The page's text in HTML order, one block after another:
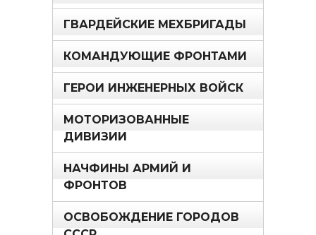
ГВАРДЕЙСКИЕ МЕХБРИГАДЫ
КОМАНДУЮЩИЕ ФРОНТАМИ
ГЕРОИ ИНЖЕНЕРНЫХ ВОЙСК
МОТОРИЗОВАННЫЕ
ДИВИЗИИ
НАЧФИНЫ АРМИЙ И
ФРОНТОВ
ОСВОБОЖДЕНИЕ ГОРОДОВ